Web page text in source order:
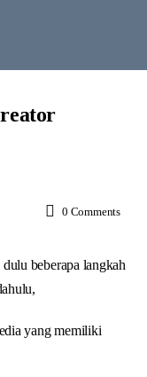
0 Comments
beberapa langkah
yang memiliki